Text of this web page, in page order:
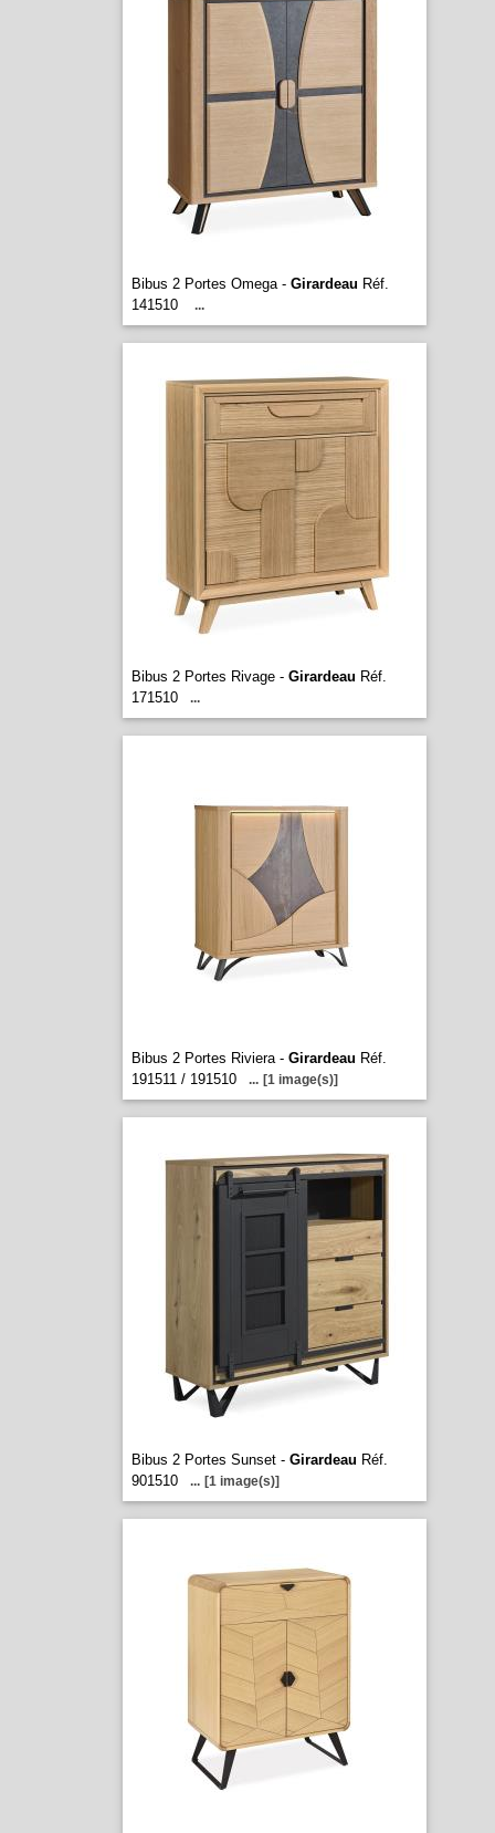
Bibus 2 Portes Omega - Girardeau Réf.
141510
...
Bibus 2 Portes Rivage - Girardeau Réf.
171510
...
Bibus 2 Portes Riviera - Girardeau Réf.
191511 / 191510
... [1 image(s)]
Bibus 2 Portes Sunset - Girardeau Réf.
901510
... [1 image(s)]